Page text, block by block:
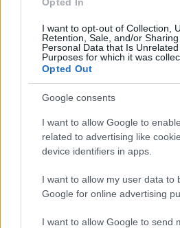
I want to opt-out of Collection,
Retention, Sale, and/or
Personal Data that Is
Purposes for which it was
Opted Out
Google consents
I want to allow Google to
related to advertising like
device identifiers in apps.
I want to allow my user data to
Google for online advertising
I want to allow Google to send
szerint?